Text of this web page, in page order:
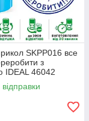
SKPP016 все
з
IDEAL 46042